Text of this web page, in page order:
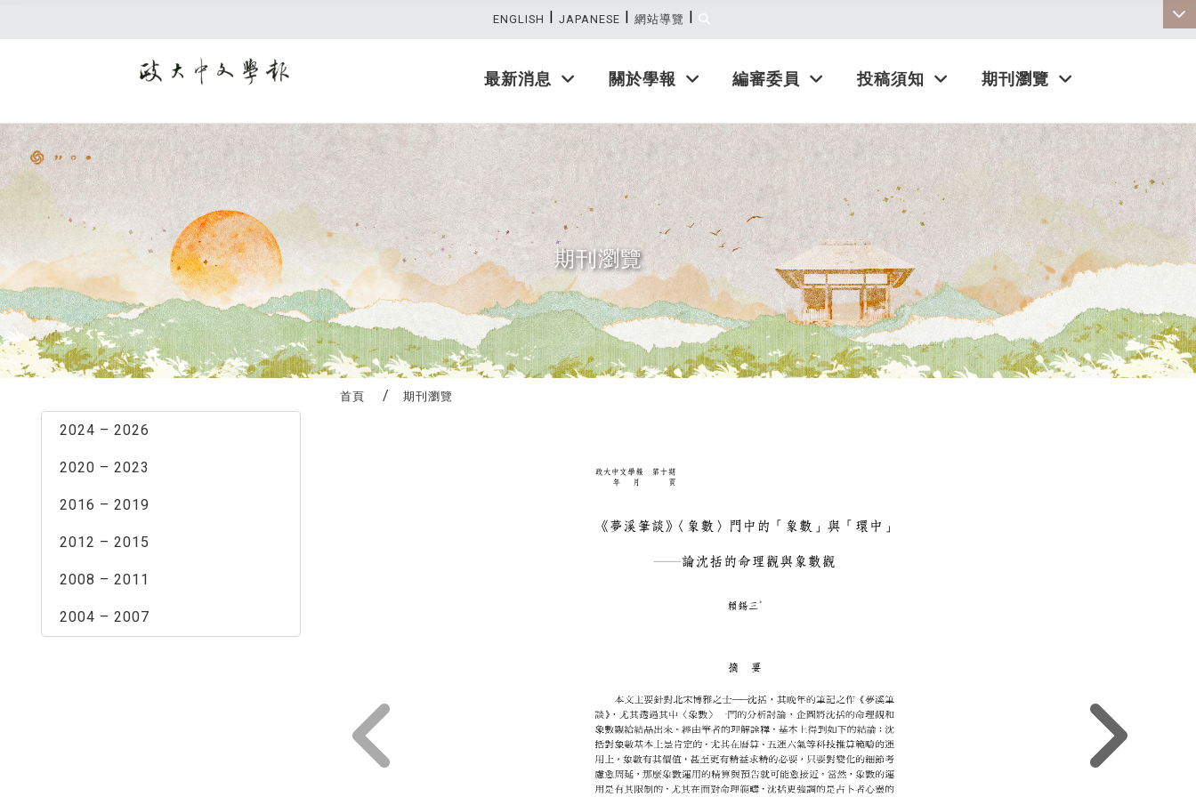
最新消息 關於學報 編審委員 投稿須知 期刊瀏覽
ENGLISH | JAPANESE | 網站導覽 |
期刊瀏覽
2024 – 2026
2020 – 2023
2016 – 2019
2012 – 2015
2008 – 2011
2004 – 2007
首頁 期刊瀏覽